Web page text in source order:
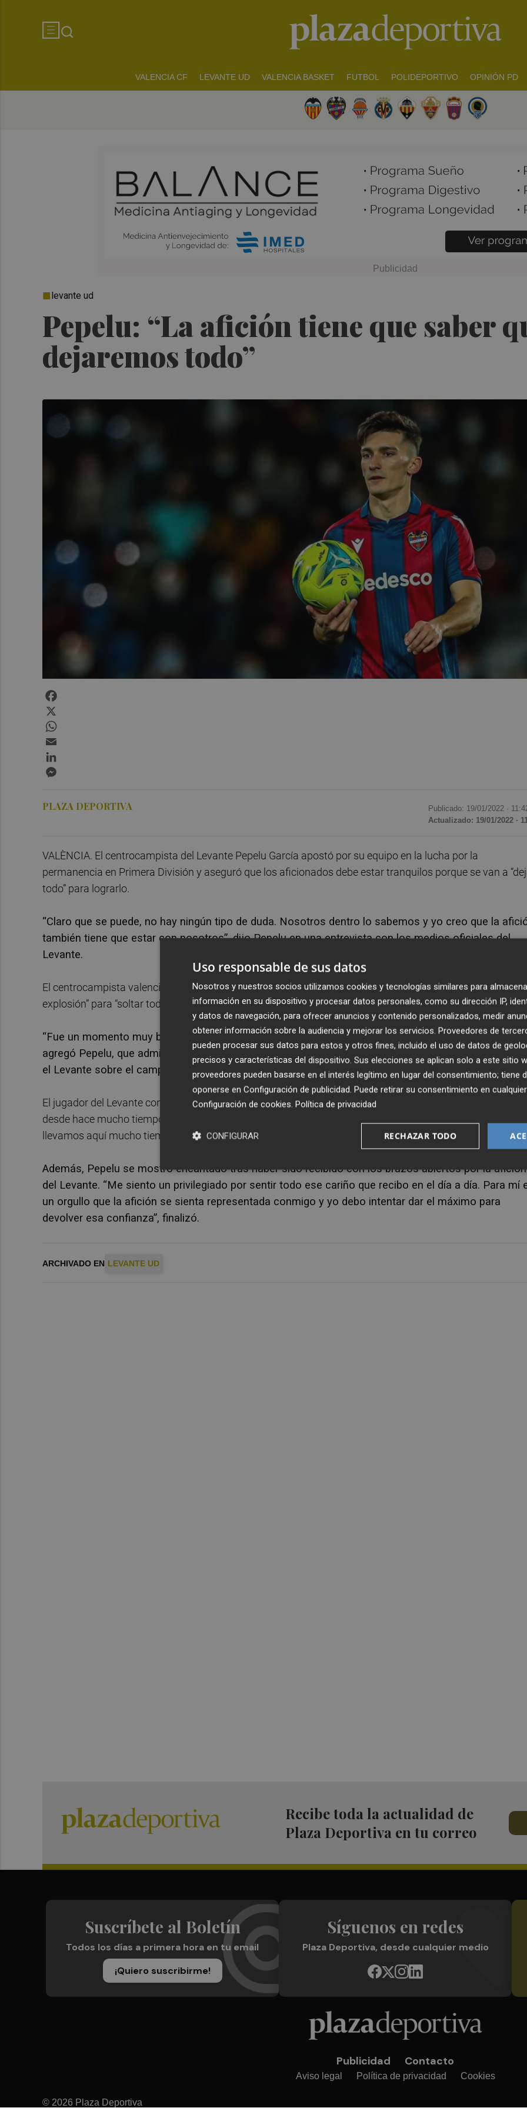
VALENCIA CF LEVANTE UD VALENCIA BASKET FUTBOL POLIDEPORTIVO OPINIÓN PD
Pepelu: “La afición tiene que saber
dejaremos todo”
levante ud
PLAZA DEPORTIVA Publicado: 19/01/2022 ·
Actualizado: 19/01/2022 ·
VALÈNCIA. El centrocampista del Levante Pepelu García apostó por su equipo en la lucha por la
permanencia en Primera División y aseguró que los aficionados debe estar tranquilos porque se van a
todo” para lograrlo.
“Claro que se puede, no hay ningún tipo de duda. Nosotros dentro lo sabemos y yo creo que la
también tiene que estar con nosotros”, dijo Pepelu en una entrevista con los medios oficiales del
Levante.
El centrocampista valenciano comentó que la victoria ante el Real Mallorca hace dos semanas fue “una
explosión” para “soltar todo” lo que habían acumulado después de veintisiete jornadas sin ganar.
“Fue un momento muy bonito porque todos los compañeros y el cuerpo técnico lo merecíamos”,
agregó Pepelu, que admitió que para él fue “una sensación única” al tratarse de su primera victoria
el Levante sobre el campo en el Ciutat de València.
El jugador del Levante confesó que la llegada de Alessio Lisci al banquillo le ha beneficiado. "Me conoce
desde hace mucho tiempo y aporta esa alegría y esa ilusión, conoce a la gente de la casa y para los que
llevamos aquí mucho tiempo es muy importante”, indicó.
Además, Pepelu se mostró encantado tras haber sido recibido con los brazos abiertos por la afición
del Levante. “Me siento un privilegiado por sentir todo ese cariño que recibo en el día a día. Para mí
un orgullo que la afición se sienta representada conmigo y yo debo intentar dar el máximo para
devolver esa confianza”, finalizó.
ARCHIVADO EN LEVANTE UD
Recibe toda la actualidad de
Plaza Deportiva en tu correo
Suscríbete al Boletín
Todos los días a primera hora en tu email
¡Quiero suscribirme!
Síguenos en redes
Plaza Deportiva, desde cualquier medio
Publicidad Contacto
Aviso legal Política de privacidad Cookies
© 2026 Plaza Deportiva
Uso responsable de sus datos
Nosotros y nuestros socios utilizamos cookies y tecnologías similares para
información en su dispositivo y procesar datos personales, como su dirección IP,
y datos de navegación, para ofrecer anuncios y contenido personalizados, medir
obtener información sobre la audiencia y mejorar los servicios. Proveedores de
pueden procesar sus datos para estos y otros fines, incluido el uso de datos de
precisos y características del dispositivo. Sus elecciones se aplican solo a este sitio
proveedores pueden basarse en el interés legítimo en lugar del consentimiento; tiene
oponerse en Configuración de publicidad. Puede retirar su consentimiento en
Configuración de cookies. Política de privacidad
RECHAZAR TODO
CONFIGURAR